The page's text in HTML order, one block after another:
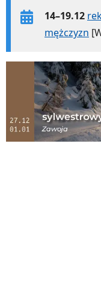
14–19.12
mężczyzn